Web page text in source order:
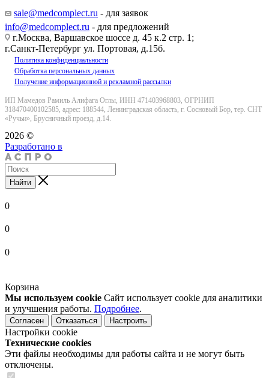
sale@medcomplect.ru - для заявок
info@medcomplect.ru - для предложений
г.Москва, Варшавское шоссе д. 45 к.2 стр. 1;
г.Санкт-Петербург ул. Портовая, д.15б.
Политика конфиденциальности
Обработка персональных данных
Получение информационной и рекламной рассылки
ИП Мамедов Рамиль Алифага Оглы, ИНН 471403968803, ОГРНИП
318470400102585, адрес: 188544, Ленинградская область, г. Сосновый Бор, тер. СНТ
«Ручьи», Брусничный проезд, д.14.
2026 ©
Разработано в
Найти
0
0
0
Корзина
Мы используем cookie Сайт использует cookie для аналитики
и улучшения работы. Подробнее.
Согласен Отказаться Настроить
Настройки cookie
Технические cookies
Эти файлы необходимы для работы сайта и не могут быть
отключены.